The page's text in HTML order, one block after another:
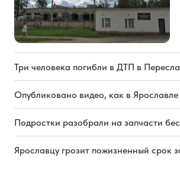
Три человека погибли в ДТП в
Опубликовано видео, как в
Подростки разобрали на запчасти
Ярославцу грозит пожизненный срок